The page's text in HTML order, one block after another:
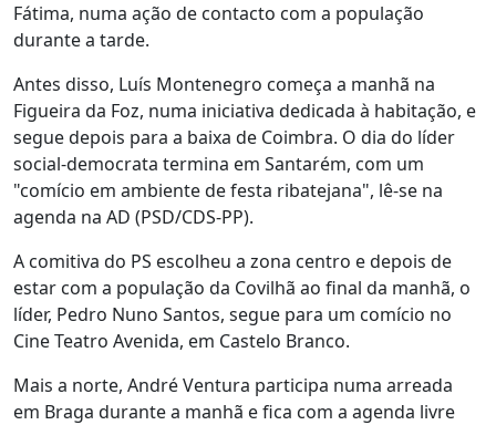
Fátima, numa ação de contacto com a população
durante a tarde.
Antes disso, Luís Montenegro começa a manhã na
Figueira da Foz, numa iniciativa dedicada à habitação, e
segue depois para a baixa de Coimbra. O dia do líder
social-democrata termina em Santarém, com um
"comício em ambiente de festa ribatejana", lê-se na
agenda na AD (PSD/CDS-PP).
A comitiva do PS escolheu a zona centro e depois de
estar com a população da Covilhã ao final da manhã, o
líder, Pedro Nuno Santos, segue para um comício no
Cine Teatro Avenida, em Castelo Branco.
Mais a norte, André Ventura participa numa arreada
em Braga durante a manhã e fica com a agenda livre